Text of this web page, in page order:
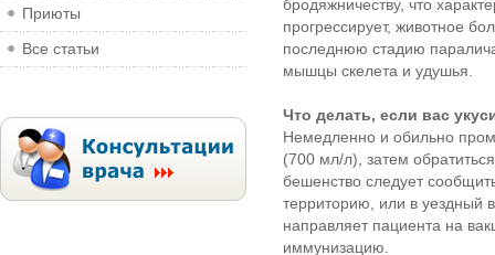
Приюты
Все статьи
бродяжничеству, что
прогрессирует, животное
последнюю стадию
мышцы скелета и удушья.
Что делать, если вас
Немедленно и обильно
(700 мл/л), затем
бешенство следует
территорию, или в уездный
направляет пациента на
иммунизацию.